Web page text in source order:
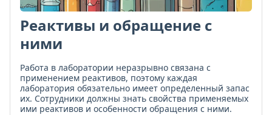
Реактивы и обращение с
ними
Работа в лаборатории неразрывно связана с
применением реактивов, поэтому каждая
лаборатория обязательно имеет определенный запас
их. Сотрудники должны знать свойства применяемых
ими реактивов и особенности обращения с ними.